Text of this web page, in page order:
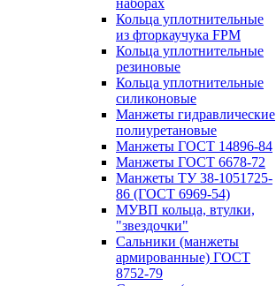
наборах
Кольца уплотнительные
из фторкаучука FPM
Кольца уплотнительные
резиновые
Кольца уплотнительные
силиконовые
Манжеты гидравлические
полиуретановые
Манжеты ГОСТ 14896-84
Манжеты ГОСТ 6678-72
Манжеты ТУ 38-1051725-
86 (ГОСТ 6969-54)
МУВП кольца, втулки,
"звездочки"
Сальники (манжеты
армированные) ГОСТ
8752-79